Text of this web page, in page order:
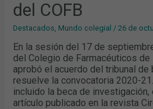
del COFB
Destacados Mundo colegial /26 de
En la sesión del 17 de
del Colegio de Farmacéuticos de
aprobó el acuerdo del tribunal
resuelve la convocatoria 2020-
incluido la beca de
artículo publicado en la revista